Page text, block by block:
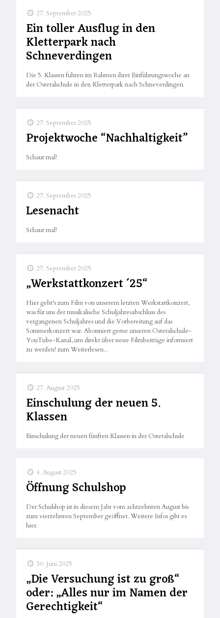
27. September 2025
Ein toller Ausflug in den
Kletterpark nach
Schneverdingen
Die 5. Klassen fuhren im Rahmen ihrer Einführungswoche an
der Ostetalschule in den Kletterpark nach Schneverdingen.
27. September 2025
Projektwoche “Nachhaltigkeit”
Schaut mal!
27. September 2025
Lesenacht
Schaut mal!
27. September 2025
„Werkstattkonzert ´25“
Hier geht's zum Film von unserem letzten Werkstattkonzert,
was für uns der musikalische Schuljahresabschluss des
vergangenen Schuljahres und die Vorbereitung auf das
Sommerkonzert war. Abonniert gerne unseren Ostetalschule-
YouTube-Kanal, um direkt über neue Filmbeiträge informiert
zu werden! zum Weiterlesen...
27. August 2025
Einschulung der neuen 5.
Klassen
Einschulung der neuen fünften Klassen in der Ostetalschule
4. August 2025
Öffnung Schulshop
Der Schulshop ist in diesem Jahr vom achtzehnten August bis
zum vierzehnten September geöffnet. Weitere Infos gibt es
hier.
30. Juni 2025
„Die Versuchung ist zu groß“
oder: „Alles nur im Namen der
Gerechtigkeit“